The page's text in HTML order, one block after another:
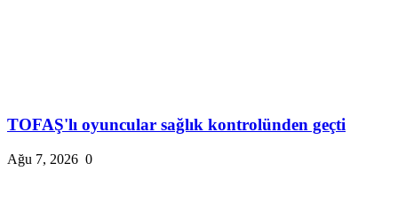
TOFAŞ'lı oyuncular sağlık kontrolünden geçti
Ağu 7, 2026 0